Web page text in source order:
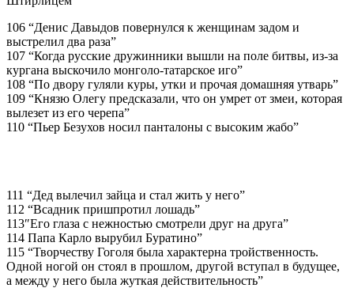
106 “Денис Давыдов повернулся к женщинам задом и
выстрелил два раза”
107 “Когда русские дружинники вышли на поле битвы, из-за
кургана выскочило монголо-татарское иго”
108 “По двору гуляли куры, утки и прочая домашняя утварь”
109 “Князю Олегу предсказали, что он умрет от змеи, которая
вылезет из его черепа”
110 “Пьер Безухов носил панталоны с высоким жабо”
111 “Дед вылечил зайца и стал жить у него”
112 “Всадник пришпротил лошадь”
113″Его глаза с нежностью смотрели друг на друга”
114 Папа Карло вырубил Буратино”
115 “Творчеству Гоголя была характерна тройственность.
Одной ногой он стоял в прошлом, другой вступал в будущее,
а между у него была жуткая действительность”